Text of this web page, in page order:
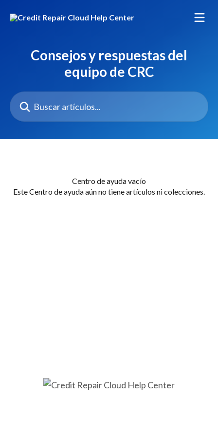
Consejos y respuestas del
equipo de CRC
Buscar artículos...
Centro de ayuda vacío
Este Centro de ayuda aún no tiene artículos ni colecciones.